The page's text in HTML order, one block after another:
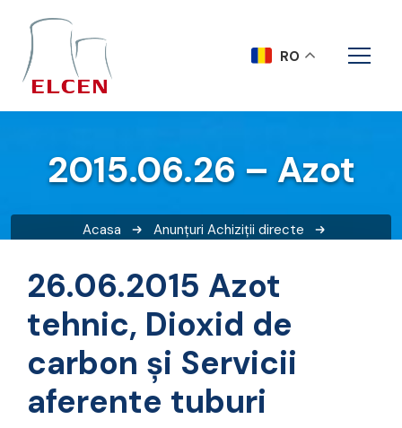
2015.06.26 – Azot
Acasa Anunțuri Achiziții directe
26.06.2015 Azot
tehnic, Dioxid de
carbon și Servicii
aferente tuburi
RO